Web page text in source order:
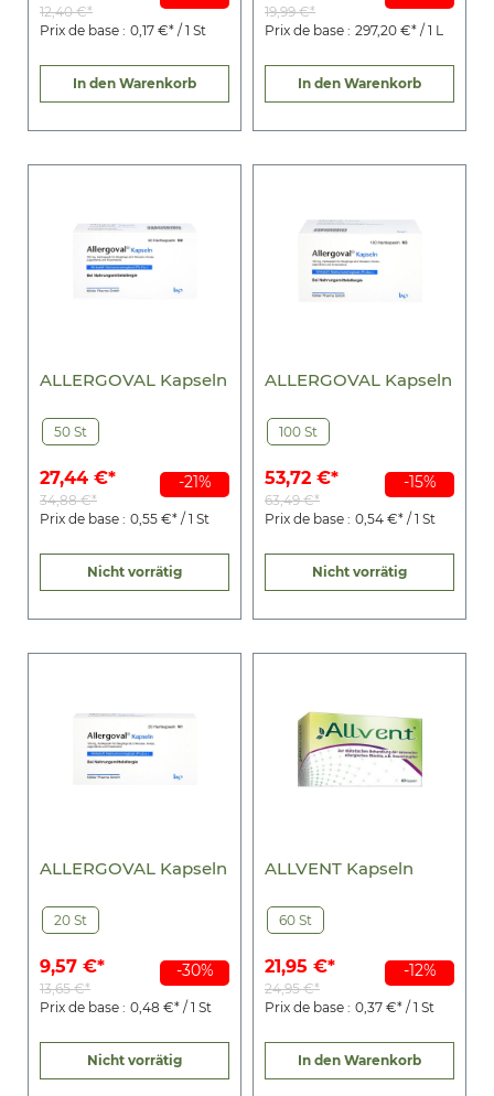
12,40 €*
Prix de base : 0,17 €* / 1 St
In den Warenkorb
19,99 €*
Prix de base : 297,20 €* / 1 L
In den Warenkorb
-21%
ALLERGOVAL Kapseln
50 St
27,44 €*
34,88 €*
Prix de base : 0,55 €* / 1 St
Nicht vorrätig
-15%
ALLERGOVAL Kapseln
100 St
53,72 €*
63,49 €*
Prix de base : 0,54 €* / 1 St
Nicht vorrätig
-30%
ALLERGOVAL Kapseln
20 St
9,57 €*
13,65 €*
Prix de base : 0,48 €* / 1 St
Nicht vorrätig
-12%
ALLVENT Kapseln
60 St
21,95 €*
24,95 €*
Prix de base : 0,37 €* / 1 St
In den Warenkorb